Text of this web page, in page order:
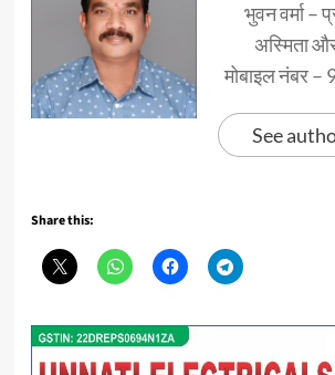
भुवन वर्मा –
अस्मिता
मोबाइल नंबर
See
Share this: